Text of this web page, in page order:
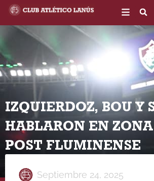
contenido
IZQUIERDOZ, BOU Y
HABLARON EN
POST FLUMINENSE
Septiembre 24, 2025